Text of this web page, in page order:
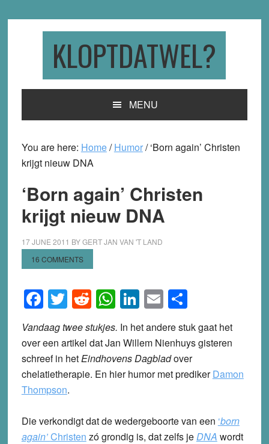
KLOPTDATWEL?
MENU
You are here: Home/ Humor/‘Born again’ Christen
krijgt nieuw DNA
‘Born again’ Christen
krijgt nieuw DNA
17 JUNE 2011 BYGERT JAN VAN 'T LAND
16 COMMENTS
Facebook
Twitter
Reddit
WhatsApp
LinkedIn
EmailShare
Vandaag twee stukjes. In het andere stuk gaat het
over een artikel dat Jan Willem Nienhuys gisteren
schreef in hetEindhovens Dagbladover
chelatietherapie. En hier humor met predikerDamon
Thompson.
Die verkondigt dat de wedergeboorte van een ‘born
again’Christen zó grondig is, dat zelfs jeDNA wordt